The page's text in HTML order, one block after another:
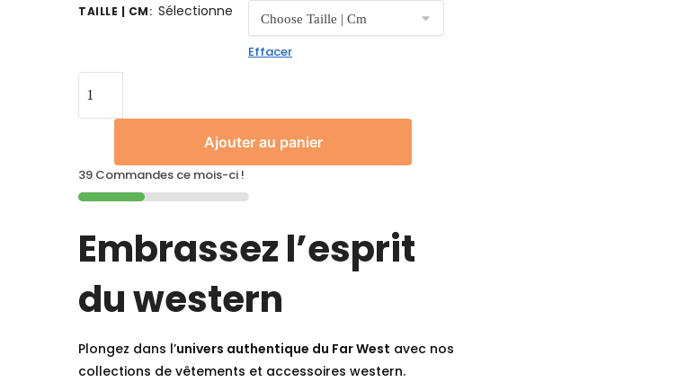
TAILLE | CM: Sélectionne
Effacer
Ajouter au panier
39 Commandes ce mois-ci !
Embrassez l’esprit
du western
Plongez dans l’univers authentique du Far West avec nos
collections de vêtements et accessoires western.